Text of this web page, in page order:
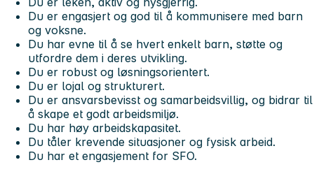
Du er engasjert og god til å kommunisere med barn
og voksne.
Du har evne til å se hvert enkelt barn, støtte og
utfordre dem i deres utvikling.
Du er robust og løsningsorientert.
Du er lojal og strukturert.
Du er ansvarsbevisst og samarbeidsvillig, og bidrar til
å skape et godt arbeidsmiljø.
Du har høy arbeidskapasitet.
Du tåler krevende situasjoner og fysisk arbeid.
Du har et engasjement for SFO.